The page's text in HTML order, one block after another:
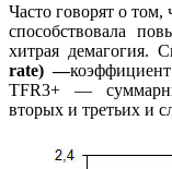
Часто говорят о том,
способствовала
хитрая демагогия.
rate) —
TFR3+ —
вторых и третьих и